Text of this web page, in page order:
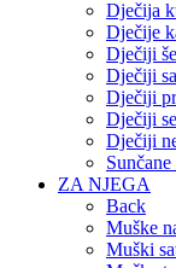
Dječija
Dječije
Dječiji
Dječiji
Dječiji
Dječiji
Dječiji
ZA NJEGA
Back
Muške
Muški